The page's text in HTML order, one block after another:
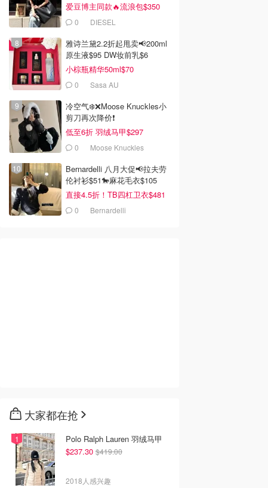
爱豆博主同款🔥流浪包$350
0 DIESEL
雅诗兰黛2.2折起甩卖📢200ml
原生液$95 DW妆前乳$6
小棕瓶精华50ml$70
0 Sasa AU
冷空气❄️❌️Moose Knuckles小
剪刀再次降价❗️
低至6折 羽绒马甲$297
0 Moose Knuckles
Bernardelli 八月大促📢拉夫劳
伦衬衫$51🐎麻花毛衣$105
直接4.5折！TB四杠卫衣$481
0 Bernardelli
大家都在抢
Polo Ralph Lauren 羽绒马甲
$237.30 $419.00
2018人感兴趣